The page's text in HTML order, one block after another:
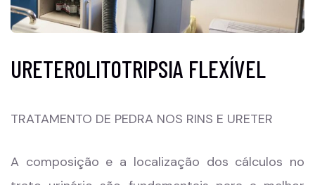
URETEROLITOTRIPSIA FLEXÍVEL
TRATAMENTO DE PEDRA NOS RINS E URETER
A composição e a localização dos cálculos no